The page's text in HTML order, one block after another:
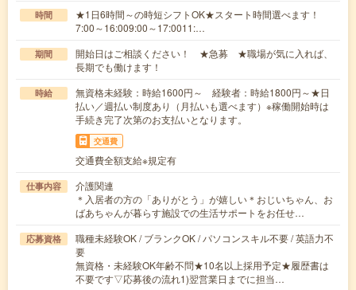
時間
★1日6時間～の時短シフトOK★スタート時間選べます！
7:00～16:009:00～17:0011:…
期間
開始日はご相談ください！ ★急募 ★職場が気に入れば、
長期でも働けます！
時給
無資格未経験：時給1600円～ 経験者：時給1800円～★日
払い／週払い制度あり（月払いも選べます）※稼働開始時は
手続き完了次第のお支払いとなります。
交通費
交通費全額支給※規定有
仕事内容
介護関連
＊入居者の方の「ありがとう」が嬉しい＊おじいちゃん、お
ばあちゃんが暮らす施設での生活サポートをお任せ…
応募資格
職種未経験OK / ブランクOK / パソコンスキル不要 / 英語力不
要
無資格・未経験OK年齢不問★10名以上採用予定★履歴書は
不要です▽応募後の流れ1)翌営業日までに担当…